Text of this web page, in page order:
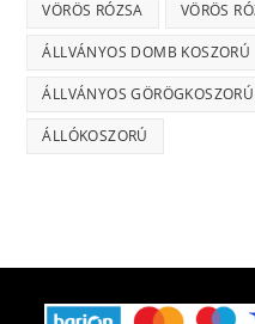
VÖRÖS RÓZSA VÖRÖS
ÁLLVÁNYOS DOMB KOSZORÚ
ÁLLVÁNYOS GÖRÖGKOSZORÚ
ÁLLÓKOSZORÚ